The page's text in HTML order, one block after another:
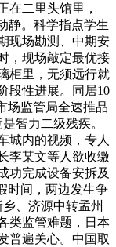
在二里头馆里，
静。科学指点学生
现场勘测、中期安
，现场敲定最优接
柜里，无须远行就
段性进展。同居10
场监管局全速推品
智力二级残疾。
城内的视频，专人
李某文等人欲收缴
功完成设备安拆及
时间，两边发生争
、济源中转孟州
类监管难题，日本
普遍关心。中国取